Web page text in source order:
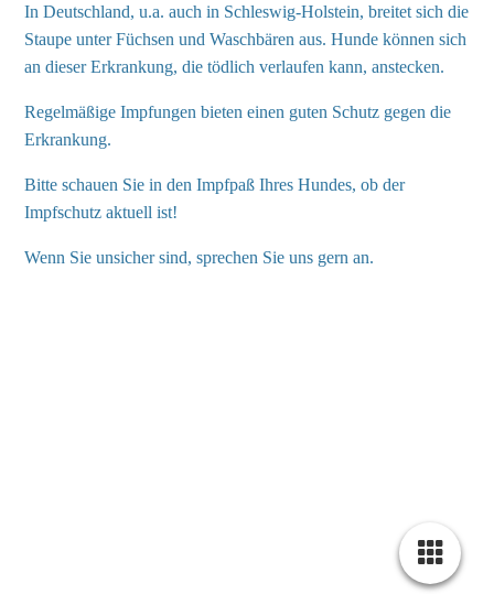
In Deutschland, u.a. auch in Schleswig-Holstein, breitet sich die
Staupe unter Füchsen und Waschbären aus. Hunde können sich
an dieser Erkrankung, die tödlich verlaufen kann, anstecken.
Regelmäßige Impfungen bieten einen guten Schutz gegen die
Erkrankung.
Bitte schauen Sie in den Impfpaß Ihres Hundes, ob der
Impfschutz aktuell ist!
Wenn Sie unsicher sind, sprechen Sie uns gern an.